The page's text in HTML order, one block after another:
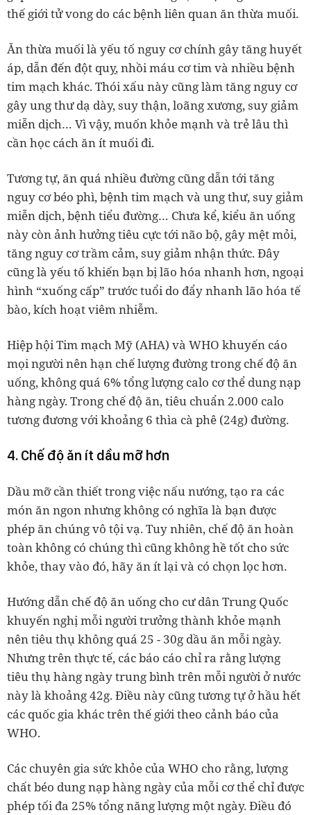
thế giới tử vong do các bệnh liên quan ăn thừa muối.
Ăn thừa muối là yếu tố nguy cơ chính gây tăng huyết
áp, dẫn đến đột quỵ, nhồi máu cơ tim và nhiều bệnh
tim mạch khác. Thói xấu này cũng làm tăng nguy cơ
gây ung thư dạ dày, suy thận, loãng xương, suy giảm
miễn dịch… Vì vậy, muốn khỏe mạnh và trẻ lâu thì
cần học cách ăn ít muối đi.
Tương tự, ăn quá nhiều đường cũng dẫn tới tăng
nguy cơ béo phì, bệnh tim mạch và ung thư, suy giảm
miễn dịch, bệnh tiểu đường… Chưa kể, kiểu ăn uống
này còn ảnh hưởng tiêu cực tới não bộ, gây mệt mỏi,
tăng nguy cơ trầm cảm, suy giảm nhận thức. Đây
cũng là yếu tố khiến bạn bị lão hóa nhanh hơn, ngoại
hình “xuống cấp” trước tuổi do đẩy nhanh lão hóa tế
bào, kích hoạt viêm nhiễm.
Hiệp hội Tim mạch Mỹ (AHA) và WHO khuyến cáo
mọi người nên hạn chế lượng đường trong chế độ ăn
uống, không quá 6% tổng lượng calo cơ thể dung nạp
hàng ngày. Trong chế độ ăn, tiêu chuẩn 2.000 calo
tương đương với khoảng 6 thìa cà phê (24g) đường.
4. Chế độ ăn ít dầu mỡ hơn
Dầu mỡ cần thiết trong việc nấu nướng, tạo ra các
món ăn ngon nhưng không có nghĩa là bạn được
phép ăn chúng vô tội vạ. Tuy nhiên, chế độ ăn hoàn
toàn không có chúng thì cũng không hề tốt cho sức
khỏe, thay vào đó, hãy ăn ít lại và có chọn lọc hơn.
Hướng dẫn chế độ ăn uống cho cư dân Trung Quốc
khuyến nghị mỗi người trưởng thành khỏe mạnh
nên tiêu thụ không quá 25 - 30g dầu ăn mỗi ngày.
Nhưng trên thực tế, các báo cáo chỉ ra rằng lượng
tiêu thụ hàng ngày trung bình trên mỗi người ở nước
này là khoảng 42g. Điều này cũng tương tự ở hầu hết
các quốc gia khác trên thế giới theo cảnh báo của
WHO.
Các chuyên gia sức khỏe của WHO cho rằng, lượng
chất béo dung nạp hàng ngày của mỗi cơ thể chỉ được
phép tối đa 25% tổng năng lượng một ngày. Điều đó